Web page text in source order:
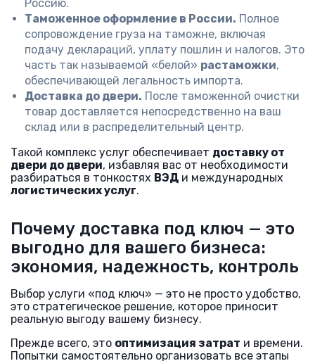
Россию.
Таможенное оформление в России. Полное
сопровождение груза на таможне, включая
подачу деклараций, уплату пошлин и налогов. Это
часть так называемой «белой» растаможки,
обеспечивающей легальность импорта.
Доставка до двери. После таможенной очистки
товар доставляется непосредственно на ваш
склад или в распределительный центр.
Такой комплекс услуг обеспечивает доставку от
двери до двери, избавляя вас от необходимости
разбираться в тонкостях ВЭД и международных
логистических услуг.
Почему доставка под ключ — это
выгодно для вашего бизнеса:
экономия, надежность, контроль
Выбор услуги «под ключ» — это не просто удобство,
это стратегическое решение, которое приносит
реальную выгоду вашему бизнесу.
Прежде всего, это оптимизация затрат и времени.
Попытки самостоятельно организовать все этапы